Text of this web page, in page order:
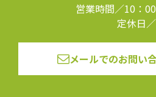
営業時間／10：
定休日／
メールでのお問い